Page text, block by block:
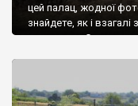
цей палац, жодної
знайдете, як і
мешканець